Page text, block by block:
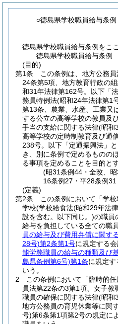
○徳島県学校職員給与条例
徳島県学校職員給与条例をこ
徳島県学校職員給与条例
(目的)
第1条
この条例は、地方公務員
24条第5項、地方教育行政の
和31年法律第162号。以下「
務員特例法(昭和24年法律第1
第13条、農業、水産、工業又
する公立の高等学校の教員及
手当の支給に関する法律(昭和
高等学校の定時制教育及び通
238号。以下「定通振興法」
き、別に条例で定めるものの
る事項を定めることを目的とす
(昭31条例44・全改、
16条例27・平28条例
(定義)
第2条
この条例において「学
学校(学校給食法(昭和29年法
設を含む。以下同じ。)の職員
給与を負担している全ての職員
員の給与及び費用弁償に関す
28号)第2条第1号に規定する
能労務職員の給与の種類及び
島県条例第6号)第1条に規定
いう。
2
この条例において「臨時的
員法第22条の3第1項、女子教
職員の確保に関する法律(昭和
地方公務員の育児休業等に関
号)第6条第1項第2号の規定に